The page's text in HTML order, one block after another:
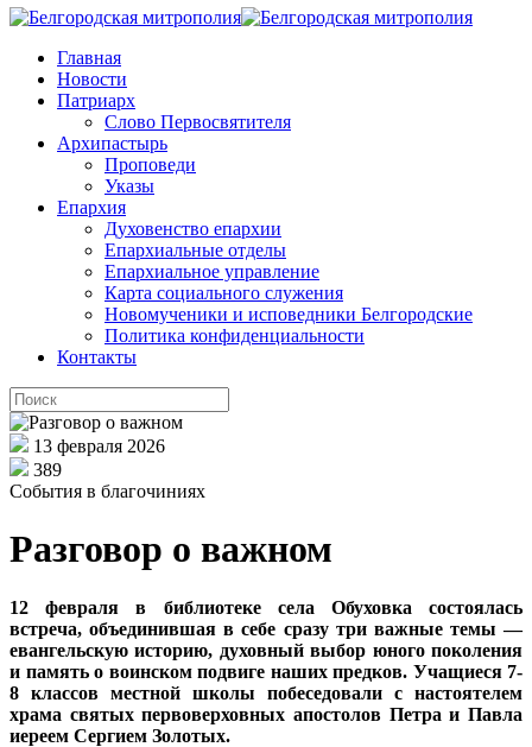
Главная
Новости
Патриарх
Слово Первосвятителя
Архипастырь
Проповеди
Указы
Епархия
Духовенство епархии
Епархиальные отделы
Епархиальное управление
Карта социального служения
Новомученики и исповедники Белгородские
Политика конфиденциальности
Контакты
13 февраля 2026
389
События в благочиниях
Разговор о важном
12 февраля в библиотеке села Обуховка состоялась
встреча, объединившая в себе сразу три важные темы —
евангельскую историю, духовный выбор юного поколения
и память о воинском подвиге наших предков. Учащиеся 7-
8 классов местной школы побеседовали с настоятелем
храма святых первоверховных апостолов Петра и Павла
иереем Сергием Золотых.